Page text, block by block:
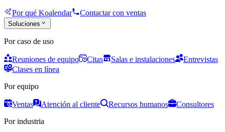
Por qué Koalendar Contactar con ventas
Soluciones
Por caso de uso
Reuniones de equipo Citas Salas e instalaciones
Entrevistas
Clases en línea
Por equipo
Ventas Atención al cliente Recursos humanos
Consultores
Por industria